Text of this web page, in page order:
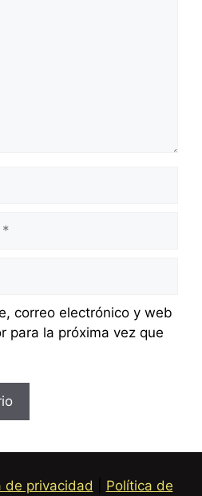
correo electrónico y web
para la próxima vez que
de privacidad Política de